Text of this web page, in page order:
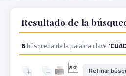
Resultado de la
6 búsqueda de la palabra clave
Refinar